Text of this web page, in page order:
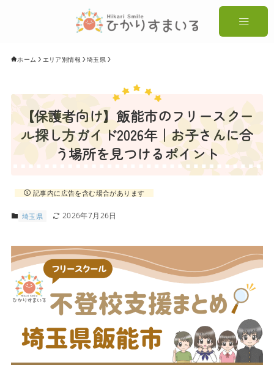
ホーム エリア別情報 埼玉県
【保護者向け】飯能市のフリースクー
ル探し方ガイド2026年｜お子さんに合
う場所を見つけるポイント
記事内に広告を含む場合があります
埼玉県 2026年7月26日